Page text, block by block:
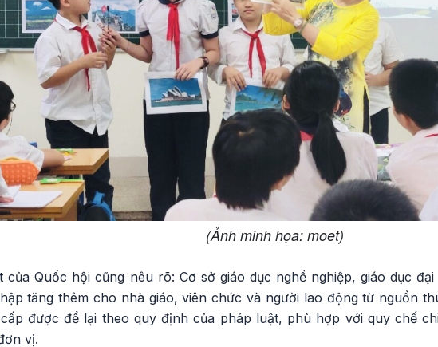
(Ảnh minh họa: moet)
của Quốc hội cũng nêu rõ: Cơ sở giáo dục nghề nghiệp, giáo dục
tăng thêm cho nhà giáo, viên chức và người lao động từ nguồn
được để lại theo quy định của pháp luật, phù hợp với quy chế
vị.